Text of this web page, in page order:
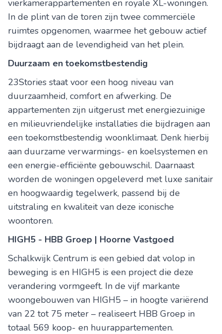
vierkamerappartementen en royale XL-woningen.
In de plint van de toren zijn twee commerciële
ruimtes opgenomen, waarmee het gebouw actief
bijdraagt aan de levendigheid van het plein.
Duurzaam en toekomstbestendig
23Stories staat voor een hoog niveau van
duurzaamheid, comfort en afwerking. De
appartementen zijn uitgerust met energiezuinige
en milieuvriendelijke installaties die bijdragen aan
een toekomstbestendig woonklimaat. Denk hierbij
aan duurzame verwarmings- en koelsystemen en
een energie-efficiënte gebouwschil. Daarnaast
worden de woningen opgeleverd met luxe sanitair
en hoogwaardig tegelwerk, passend bij de
uitstraling en kwaliteit van deze iconische
woontoren.
HIGH5 - HBB Groep | Hoorne Vastgoed
Schalkwijk Centrum is een gebied dat volop in
beweging is en HIGH5 is een project die deze
verandering vormgeeft. In de vijf markante
woongebouwen van HIGH5 – in hoogte variërend
van 22 tot 75 meter – realiseert HBB Groep in
totaal 569 koop- en huurappartementen.